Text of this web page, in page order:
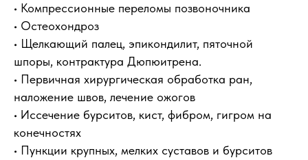
• Компрессионные переломы позвоночника
• Остеохондроз
• Щелкающий палец, эпикондилит, пяточной
шпоры, контрактура Дюпюитрена.
• Первичная хирургическая обработка ран,
наложение швов, лечение ожогов
• Иссечение бурситов, кист, фибром, гигром на
конечностях
• Пункции крупных, мелких суставов и бурситов